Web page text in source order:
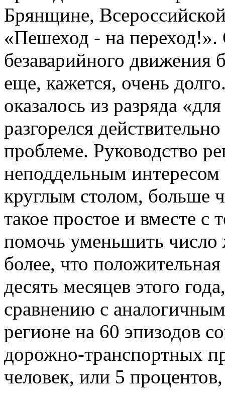
Брянщине,
«Пешеход - на переход!».
безаварийного движения
еще, кажется, очень
оказалось из разряда
разгорелся
проблеме. Руководство
неподдельным
круглым столом, больше
такое простое и вместе
помочь уменьшить
более, что
десять месяцев этого
сравнению с
регионе на 60 эпизодов
дорожно-транспортных
человек, или 5